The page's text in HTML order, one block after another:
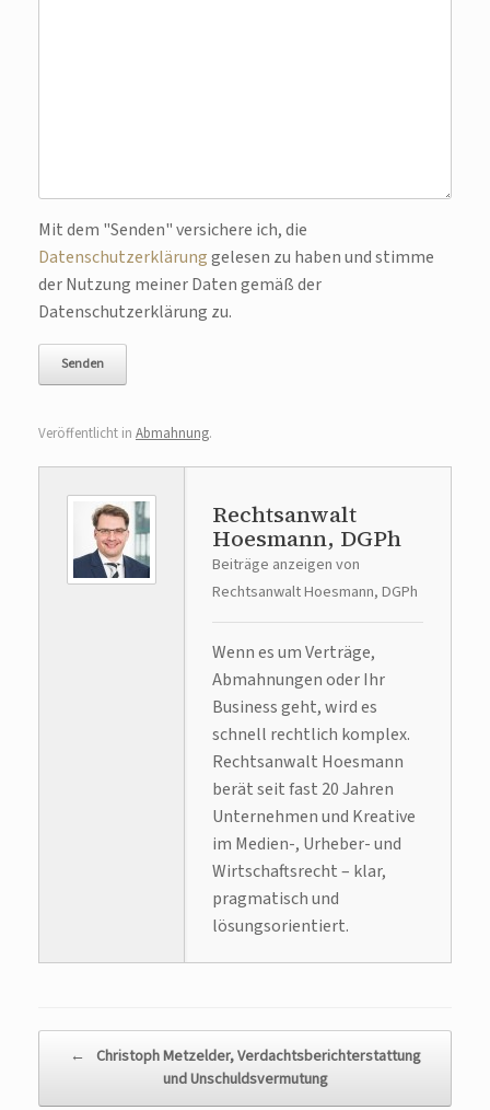
Bitte lasse dieses Feld leer.
Mit dem "Senden" versichere ich, die
Datenschutzerklärunggelesen zu haben und stimme
der Nutzung meiner Daten gemäß der
Datenschutzerklärung zu.
Veröffentlicht in Abmahnung.
Rechtsanwalt
Hoesmann, DGPh
Beiträge anzeigen von
Rechtsanwalt Hoesmann, DGPh
Wenn es um Verträge,
Abmahnungen oder Ihr
Business geht, wird es
schnell rechtlich komplex.
Rechtsanwalt Hoesmann
berät seit fast 20 Jahren
Unternehmen und Kreative
im Medien-, Urheber- und
Wirtschaftsrecht – klar,
pragmatisch und
lösungsorientiert.
← Christoph Metzelder, Verdachtsberichterstattung
und Unschuldsvermutung